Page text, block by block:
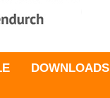
DOWNLOADS